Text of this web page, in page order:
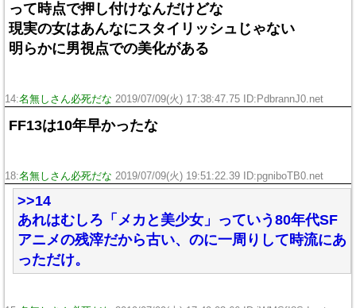
って時点で押し付けなんだけどな
現実の女はあんなにスタイリッシュじゃない
明らかに男視点での美化がある
14:名無しさん必死だな 2019/07/09(火) 17:38:47.75 ID:PdbrannJ0.net
FF13は10年早かったな
18:名無しさん必死だな 2019/07/09(火) 19:51:22.39 ID:pgniboTB0.net
>>14
あれはむしろ「メカと美少女」っていう80年代SF
アニメの残滓だから古い、のに一周りして時流にあ
っただけ。